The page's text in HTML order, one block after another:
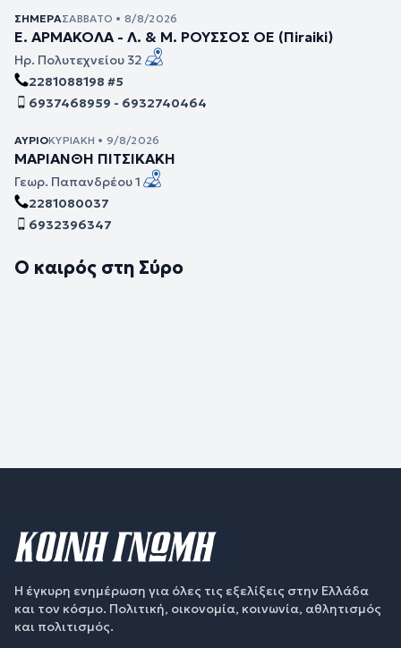
ΣΉΜΕΡΑΣΆΒΒΑΤΟ • 8/8/2026
Ε. ΑΡΜΑΚΟΛΑ - Λ. & Μ. ΡΟΥΣΣΟΣ ΟΕ (Πiraiki)
Ηρ. Πολυτεχνείου 32
2281088198 #5
6937468959 - 6932740464
ΑΎΡΙΟΚΥΡΙΑΚΉ • 9/8/2026
ΜΑΡΙΑΝΘΗ ΠΙΤΣΙΚΑΚΗ
Γεωρ. Παπανδρέου 1
2281080037
6932396347
Ο καιρός στη Σύρο
Η έγκυρη ενημέρωση για όλες τις εξελίξεις στην Ελλάδα
και τον κόσμο. Πολιτική, οικονομία, κοινωνία, αθλητισμός
και πολιτισμός.